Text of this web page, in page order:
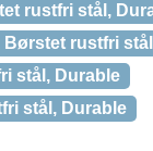
rustfri stål,
rustfri
stål, Durable
stål, Durable